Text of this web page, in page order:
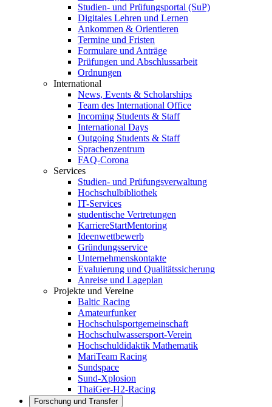
Studien- und Prüfungsportal (SuP)
Digitales Lehren und Lernen
Ankommen & Orientieren
Termine und Fristen
Formulare und Anträge
Prüfungen und Abschlussarbeit
Ordnungen
International
News, Events & Scholarships
Team des International Office
Incoming Students & Staff
International Days
Outgoing Students & Staff
Sprachenzentrum
FAQ-Corona
Services
Studien- und Prüfungsverwaltung
Hochschulbibliothek
IT-Services
studentische Vertretungen
KarriereStartMentoring
Ideenwettbewerb
Gründungsservice
Unternehmenskontakte
Evaluierung und Qualitätssicherung
Anreise und Lageplan
Projekte und Vereine
Baltic Racing
Amateurfunker
Hochschulsportgemeinschaft
Hochschulwassersport-Verein
Hochschuldidaktik Mathematik
MariTeam Racing
Sundspace
Sund-Xplosion
ThaiGer-H2-Racing
Forschung und Transfer